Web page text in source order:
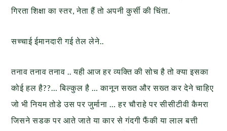
गिरता शिक्षा का स्तर, नेता हैं तो अपनी कुर्सी की चिंता.
सच्चाई ईमानदारी गई तेल लेने..
तनाव तनाव तनाव .. यही आज हर व्यक्ति की सोच है तो क्या इसका
कोई हल है??… बिल्कुल है … कानून सख्त और सख्त कर देने चाहिए
जो भी नियम तोडे उस पर जुर्माना … हर चौराहे पर सीसीटीवी कैमरा
जिसने सडक पर आते जाते या कार से गंदगी फैंकी या लाल बत्ती